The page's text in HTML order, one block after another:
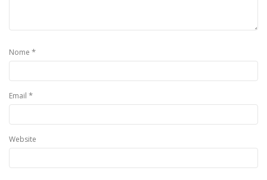
Nome *
Email *
Website